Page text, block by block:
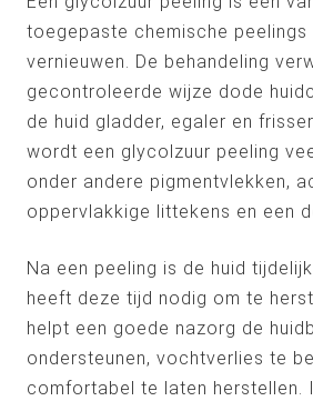
toegepaste chemische peelings
vernieuwen. De behandeling
gecontroleerde wijze dode
de huid gladder, egaler en
wordt een glycolzuur peeling
onder andere pigmentvlekken,
oppervlakkige littekens en een
Na een peeling is de huid
heeft deze tijd nodig om te
helpt een goede nazorg de
ondersteunen, vochtverlies te
comfortabel te laten herstellen.